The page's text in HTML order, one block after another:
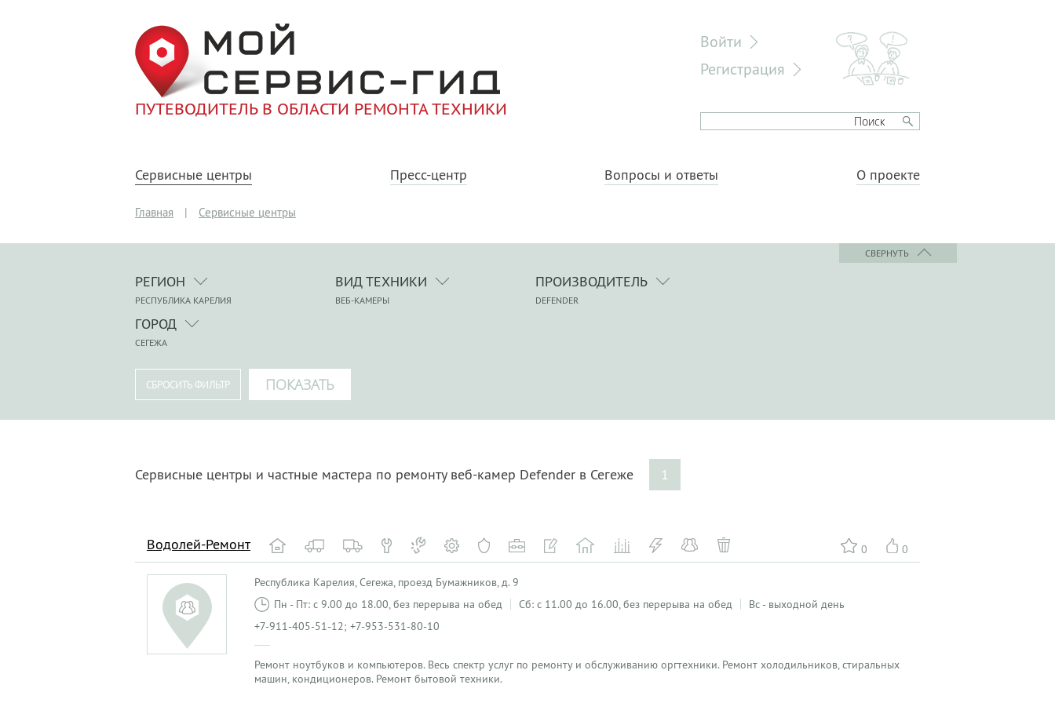
ПУТЕВОДИТЕЛЬ В ОБЛАСТИ РЕМОНТА ТЕХНИКИ
Войти
Регистрация
Сервисные центры Пресс-центр Вопросы и ответы О проекте
Главная | Сервисные центры
СВЕРНУТЬ
РЕГИОН
РЕСПУБЛИКА КАРЕЛИЯ
ВИД ТЕХНИКИ
ВЕБ-КАМЕРЫ
ПРОИЗВОДИТЕЛЬ
DEFENDER
ГОРОД
СЕГЕЖА
Сервисные центры и частные мастера по ремонту веб-камер Defender в Сегеже 1
0 0
Водолей-Ремонт
Республика Карелия, Сегежа, проезд Бумажников, д. 9
Пн - Пт: с 9.00 до 18.00, без перерыва на обед
Сб: с 11.00 до 16.00, без перерыва на обед
Вс - выходной день
+7-911-405-51-12; +7-953-531-80-10
Ремонт ноутбуков и компьютеров. Весь спектр услуг по ремонту и обслуживанию оргтехники. Ремонт холодильников, стиральных
машин, кондиционеров. Ремонт бытовой техники.